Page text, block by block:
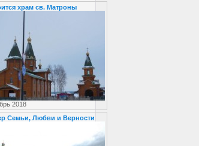
храм св. Матроны
2018
Семьи, Любви и Верности